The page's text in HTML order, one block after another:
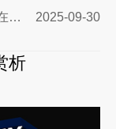
2025阿联酋迪拜参展全流程清单：助您在中东市场脱颖而出
2025-09-30
析